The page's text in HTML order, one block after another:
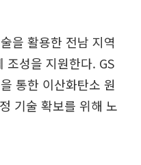
을 활용한 전남 지역
조성을 지원한다. GS
통한 이산화탄소 원
기술 확보를 위해 노